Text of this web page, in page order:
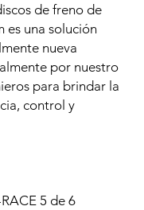
de freno de
es una solución
nueva
por nuestro
para brindar la
control y
5 de 6